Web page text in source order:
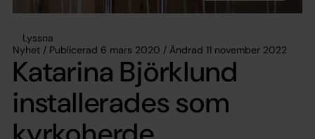
Lyssna
Nyhet / Publicerad 6 mars 2020 / Ändrad 11 november 2022
Katarina Björklund
installerades som